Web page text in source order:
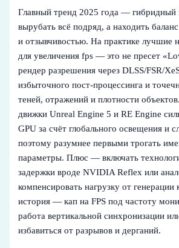
Главный тренд 2025 года — гибридный
вырубать всё подряд, а находить
и отзывчивостью. На практике лучшие
для увеличения fps — это не пресет
рендер разрешения через DLSS/FSR/
избыточного пост-процессинга и
теней, отражений и плотности
движки Unreal Engine 5 и RE Engine
GPU за счёт глобального освещения и
поэтому разумнее первыми трогать
параметры. Плюс — включать
задержки вроде NVIDIA Reflex или
компенсировать нагрузку от генерации
история — кап на FPS под частоту
работа вертикальной синхронизации
избавиться от разрывов и дерганий.